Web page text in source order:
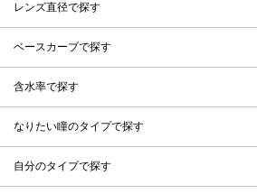
レンズ直径で探す
ベースカーブで探す
含水率で探す
なりたい瞳のタイプで探す
自分のタイプで探す